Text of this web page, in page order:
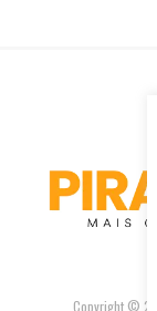
Copyright ©